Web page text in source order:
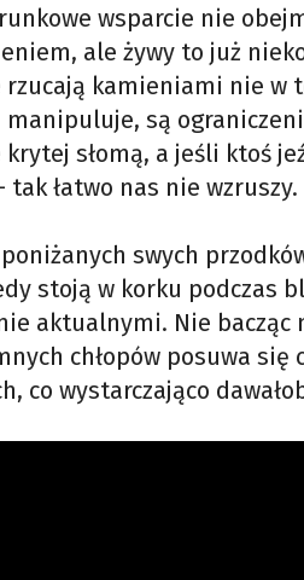
wsparcie nie
ale żywy to już
kamieniami nie w
są
krytej słomą, a jeśli ktoś
tak łatwo nas nie
swych
stoją w korku podczas
aktualnymi. Nie
chłopów posuwa
co wystarczająco